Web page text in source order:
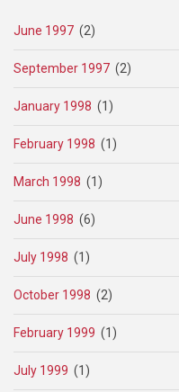
June 1997 (2)
September 1997 (2)
January 1998 (1)
February 1998 (1)
March 1998 (1)
June 1998 (6)
July 1998 (1)
October 1998 (2)
February 1999 (1)
July 1999 (1)